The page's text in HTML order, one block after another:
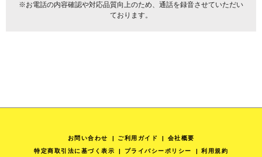
※お電話の内容確認や対応品質向上のため、通話を録音させていただい
ております。
お問い合わせ ご利用ガイド
会社概要
特定商取引法に基づく表示
プライバシーポリシー 利用規約